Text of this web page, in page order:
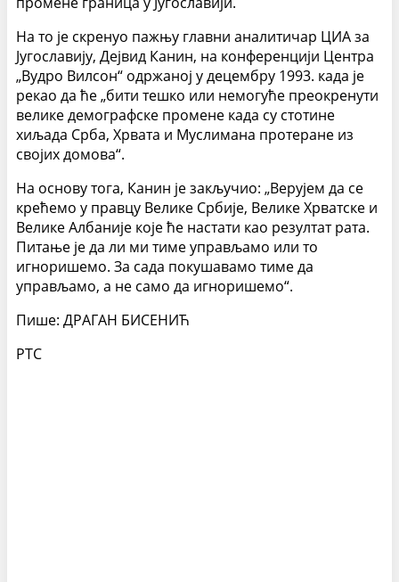
На то је скренуо пажњу главни аналитичар ЦИА за
Југославију, Дејвид Канин, на конференцији Центра
„Вудро Вилсон“ одржаној у децембру 1993. када је
рекао да ће „бити тешко или немогуће преокренути
велике демографске промене када су стотине
хиљада Срба, Хрвата и Муслимана протеране из
сво­јих домова“.
На основу тога, Канин је закључио: „Верујем да се
крећемо у правцу Велике Србије, Велике Хрватске и
Велике Албаније које ће настати као резултат рата.
Питање је да ли ми тиме управљамо или то
игноришемо. За сада покушавамо тиме да
управљамо, а не само да игноришемо“.
Пише: ДРАГАН БИСЕНИЋ
РТС